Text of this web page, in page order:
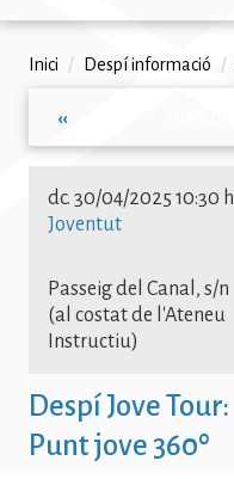
Fil
d'ariadna
Inici / Despí informació /
Paginació
‹‹
dc. 30/04/2025 10:30 h
Joventut
Passeig del Canal, s/n
(al costat de l'Ateneu
Instructiu)
Despí Jove Tour:
Punt jove 360º